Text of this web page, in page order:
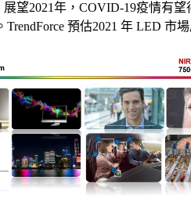
望2021年，COVID-19疫情有
預估2021 年 LED 市場